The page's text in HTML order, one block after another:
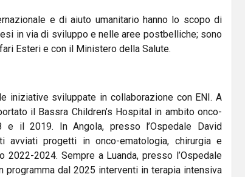
e di aiuto umanitario hanno lo scopo di
in via di sviluppo e nelle aree postbelliche; sono
Esteri e con il Ministero della Salute.
iniziative sviluppate in collaborazione con ENI. A
il Bassra Children’s Hospital in ambito onco-
il 2019. In Angola, presso l’Ospedale David
avviati progetti in onco-ematologia, chirurgia e
2024. Sempre a Luanda, presso l’Ospedale
programma dal 2025 interventi in terapia intensiva